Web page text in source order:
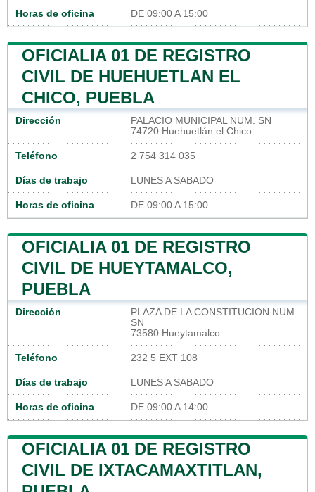
Horas de oficina DE 09:00 A 15:00
OFICIALIA 01 DE REGISTRO
CIVIL DE HUEHUETLAN EL
CHICO, PUEBLA
Dirección
PALACIO MUNICIPAL NUM. SN
74720 Huehuetlán el Chico
Teléfono 2 754 314 035
Días de trabajo LUNES A SABADO
Horas de oficina DE 09:00 A 15:00
OFICIALIA 01 DE REGISTRO
CIVIL DE HUEYTAMALCO,
PUEBLA
Dirección
PLAZA DE LA CONSTITUCION NUM.
SN
73580 Hueytamalco
Teléfono 232 5 EXT 108
Días de trabajo LUNES A SABADO
Horas de oficina DE 09:00 A 14:00
OFICIALIA 01 DE REGISTRO
CIVIL DE IXTACAMAXTITLAN,